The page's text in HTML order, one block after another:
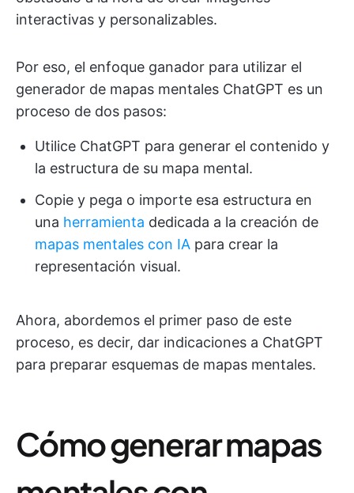
interactivas y personalizables.
Por eso, el enfoque ganador para utilizar el
generador de mapas mentales ChatGPT es un
proceso de dos pasos:
Utilice ChatGPT para generar el contenido y
la estructura de su mapa mental.
Copie y pega o importe esa estructura en
una herramienta dedicada a la creación de
mapas mentales con IA para crear la
representación visual.
Ahora, abordemos el primer paso de este
proceso, es decir, dar indicaciones a ChatGPT
para preparar esquemas de mapas mentales.
Cómo generar mapas